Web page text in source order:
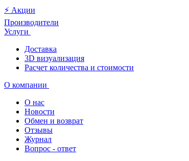
⚡️ Акции
Производители
Услуги
Доставка
3D визуализация
Расчет количества и стоимости
О компании
О нас
Новости
Обмен и возврат
Отзывы
Журнал
Вопрос - ответ